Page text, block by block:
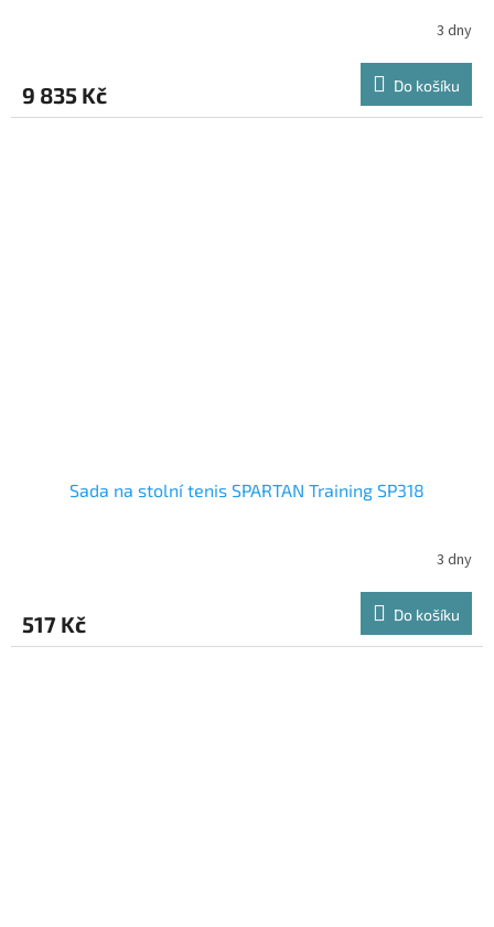
3 dny
9 835 Kč Do košíku
Sada na stolní tenis SPARTAN Training SP318
3 dny
517 Kč Do košíku